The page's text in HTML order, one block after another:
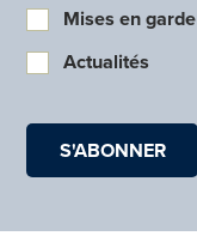
Mises en garde
Actualités